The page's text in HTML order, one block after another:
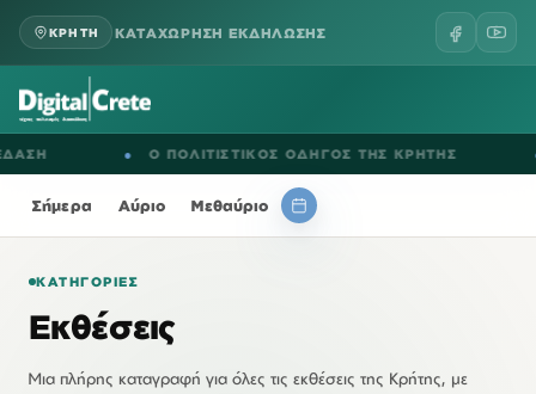
ΚΡΗΤΗ ΚΑΤΑΧΩΡΗΣΗ ΕΚΔΗΛΩΣΗΣ
Ο ΠΟΛΙΤΙΣΤΙΚΟΣ ΟΔΗΓΟΣ ΤΗΣ ΚΡΗΤΗΣ
Σήμερα Αύριο Μεθαύριο
ΚΑΤΗΓΟΡΊΕΣ
Εκθέσεις
Μια πλήρης καταγραφή για όλες τις εκθέσεις της Κρήτης, με